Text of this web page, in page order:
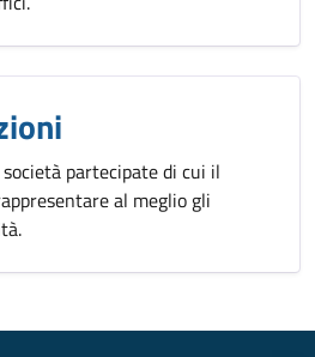
partecipate di cui il
al meglio gli